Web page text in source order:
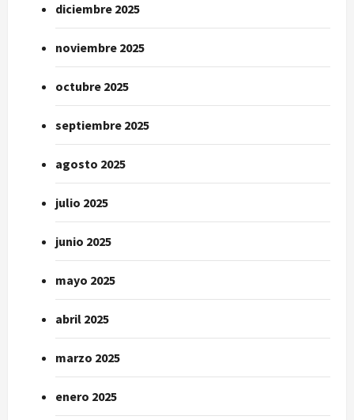
diciembre 2025
noviembre 2025
octubre 2025
septiembre 2025
agosto 2025
julio 2025
junio 2025
mayo 2025
abril 2025
marzo 2025
enero 2025